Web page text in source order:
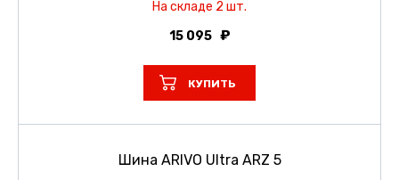
На складе 2 шт.
15 095
КУПИТЬ
Шина ARIVO Ultra ARZ 5